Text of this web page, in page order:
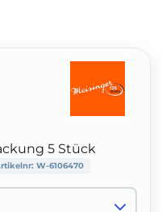
5 Stück
W-6106470